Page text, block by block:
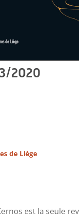
2020
de Liège
est la seule